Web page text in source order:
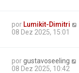
por Lumikit-Dimitri
08 Dez 2025, 15:01
porgustavoseeling
08 Dez 2025, 10:42